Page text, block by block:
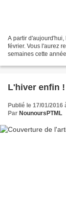
A partir
février. Vous l'aurez
semaines cette
L'hiver enfin !
Publié le 17/01/2016
Par NounoursPTML